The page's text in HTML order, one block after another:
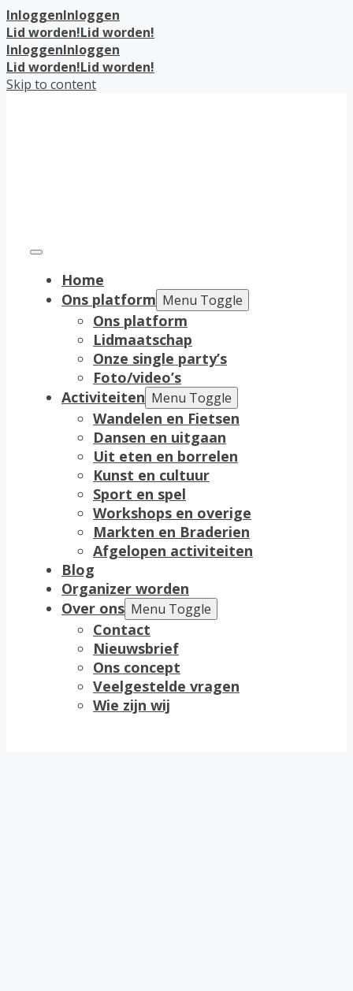
InloggenInloggen
Lid worden!Lid worden!
InloggenInloggen
Lid worden!Lid worden!
Skip to content
Home
Ons platform Menu Toggle
Ons platform
Lidmaatschap
Onze single party’s
Foto/video’s
Activiteiten Menu Toggle
Wandelen en Fietsen
Dansen en uitgaan
Uit eten en borrelen
Kunst en cultuur
Sport en spel
Workshops en overige
Markten en Braderien
Afgelopen activiteiten
Blog
Organizer worden
Over ons Menu Toggle
Contact
Nieuwsbrief
Ons concept
Veelgestelde vragen
Wie zijn wij